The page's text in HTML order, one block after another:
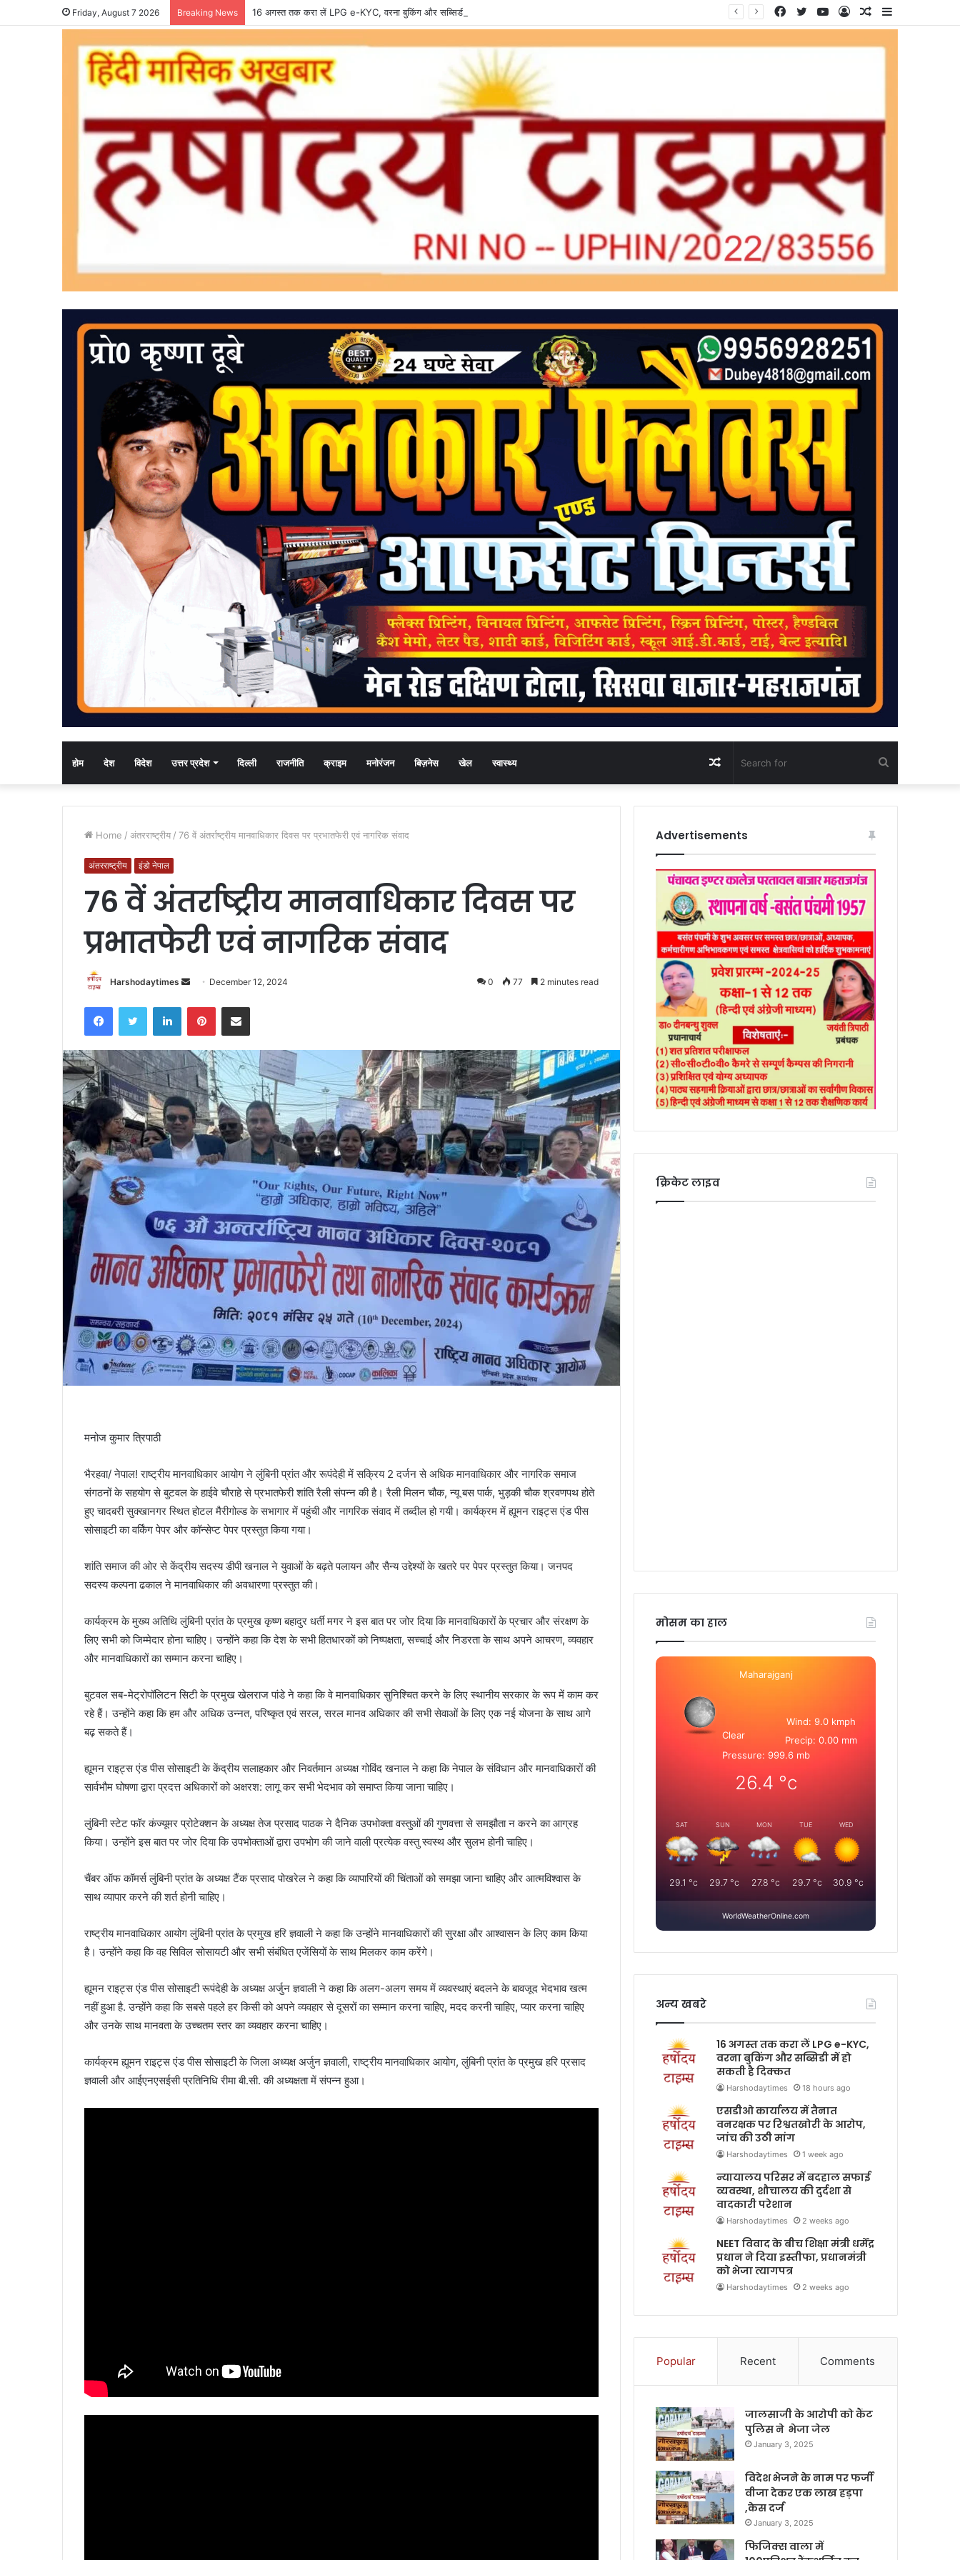
Friday, August 7 2026 Breaking News 16 अगस्त तक करा लें LPG e-KYC, वरना बुकिंग और सब्सिडी में हो सकती है दिक्कत Sidebar
Random
Log
YouTube
Twitter
Facebook
होम देश विदेश उत्तर प्रदेश दिल्ली राजनीति क्राइम मनोरंजन बिज़नेस खेल स्वास्थ्य
for
Random
Article
Home / अंतरराष्ट्रीय / 76 वें अंतर्राष्ट्रीय मानवाधिकार दिवस पर प्रभातफेरी एवं नागरिक संवाद
अंतरराष्ट्रीय इंडो नेपाल
76 वें अंतर्राष्ट्रीय मानवाधिकार दिवस पर
प्रभातफेरी एवं नागरिक संवाद
Harshodaytimes
Send
email
December 12, 2024 0 77 2 minutes read
FacebookTwitter LinkedInPinterestShare via Email
मनोज कुमार त्रिपाठी
भैरहवा/ नेपाल! राष्ट्रीय मानवाधिकार आयोग ने लुंबिनी प्रांत और रूपंदेही में सक्रिय 2 दर्जन से अधिक मानवाधिकार और नागरिक समाज
संगठनों के सहयोग से बुटवल के हाईवे चौराहे से प्रभातफेरी शांति रैली संपन्न की है। रैली मिलन चौक, न्यू बस पार्क, भुड़की चौक श्रवणपथ होते
हुए चादबरी सुक्खानगर स्थित होटल मैरीगोल्ड के सभागार में पहुंची और नागरिक संवाद में तब्दील हो गयी। कार्यक्रम में ह्यूमन राइट्स एंड पीस
सोसाइटी का वर्किंग पेपर और कॉन्सेप्ट पेपर प्रस्तुत किया गया।
शांति समाज की ओर से केंद्रीय सदस्य डीपी खनाल ने युवाओं के बढ़ते पलायन और सैन्य उद्देश्यों के खतरे पर पेपर प्रस्तुत किया। जनपद
सदस्य कल्पना ढकाल ने मानवाधिकार की अवधारणा प्रस्तुत की।
कार्यक्रम के मुख्य अतिथि लुंबिनी प्रांत के प्रमुख कृष्ण बहादुर धर्ती मगर ने इस बात पर जोर दिया कि मानवाधिकारों के प्रचार और संरक्षण के
लिए सभी को जिम्मेदार होना चाहिए। उन्होंने कहा कि देश के सभी हितधारकों को निष्पक्षता, सच्चाई और निडरता के साथ अपने आचरण, व्यवहार
और मानवाधिकारों का सम्मान करना चाहिए।
बुटवल सब-मेट्रोपॉलिटन सिटी के प्रमुख खेलराज पांडे ने कहा कि वे मानवाधिकार सुनिश्चित करने के लिए स्थानीय सरकार के रूप में काम कर
रहे हैं। उन्होंने कहा कि हम और अधिक उन्नत, परिष्कृत एवं सरल, सरल मानव अधिकार की सभी सेवाओं के लिए एक नई योजना के साथ आगे
बढ़ सकते हैं।
ह्यूमन राइट्स एंड पीस सोसाइटी के केंद्रीय सलाहकार और निवर्तमान अध्यक्ष गोविंद खनाल ने कहा कि नेपाल के संविधान और मानवाधिकारों की
सार्वभौम घोषणा द्वारा प्रदत्त अधिकारों को अक्षरश: लागू कर सभी भेदभाव को समाप्त किया जाना चाहिए।
लुंबिनी स्टेट फॉर कंज्यूमर प्रोटेक्शन के अध्यक्ष तेज प्रसाद पाठक ने दैनिक उपभोक्ता वस्तुओं की गुणवत्ता से समझौता न करने का आग्रह
किया। उन्होंने इस बात पर जोर दिया कि उपभोक्ताओं द्वारा उपभोग की जाने वाली प्रत्येक वस्तु स्वस्थ और सुलभ होनी चाहिए।
चैंबर ऑफ कॉमर्स लुंबिनी प्रांत के अध्यक्ष टैंक प्रसाद पोखरेल ने कहा कि व्यापारियों की चिंताओं को समझा जाना चाहिए और आत्मविश्वास के
साथ व्यापार करने की शर्त होनी चाहिए।
राष्ट्रीय मानवाधिकार आयोग लुंबिनी प्रांत के प्रमुख हरि ज्ञवाली ने कहा कि उन्होंने मानवाधिकारों की सुरक्षा और आश्वासन के लिए काम किया
है। उन्होंने कहा कि वह सिविल सोसायटी और सभी संबंधित एजेंसियों के साथ मिलकर काम करेंगे।
ह्यूमन राइट्स एंड पीस सोसाइटी रूपंदेही के अध्यक्ष अर्जुन ज्ञवाली ने कहा कि अलग-अलग समय में व्यवस्थाएं बदलने के बावजूद भेदभाव खत्म
नहीं हुआ है. उन्होंने कहा कि सबसे पहले हर किसी को अपने व्यवहार से दूसरों का सम्मान करना चाहिए, मदद करनी चाहिए, प्यार करना चाहिए
और उनके साथ मानवता के उच्चतम स्तर का व्यवहार करना चाहिए।
कार्यक्रम ह्यूमन राइट्स एंड पीस सोसाइटी के जिला अध्यक्ष अर्जुन ज्ञवाली, राष्ट्रीय मानवाधिकार आयोग, लुंबिनी प्रांत के प्रमुख हरि प्रसाद
ज्ञवाली और आईएनएसईसी प्रतिनिधि रीमा बी.सी. की अध्यक्षता में संपन्न हुआ।
Advertisements
क्रिकेट लाइव
मोसम का हाल
Maharajganj
Clear
Wind: 9.0 kmph
Precip: 0.00 mm
Pressure: 999.6 mb
26.4 °c
SAT
29.1 °c
SUN
29.7 °c
MON
27.8 °c
TUE
29.7°c
WED
30.9 °c
WorldWeatherOnline.com
अन्य खबरे
16 अगस्त तक करा लें LPG e-KYC,
वरना बुकिंग और सब्सिडी में हो
सकती है दिक्कत
Harshodaytimes 18 hours ago
एसडीओ कार्यालय में तैनात
वनरक्षक पर रिश्वतखोरी के आरोप,
जांच की उठी मांग
Harshodaytimes 1 week ago
न्यायालय परिसर में बदहाल सफाई
व्यवस्था, शौचालय की दुर्दशा से
वादकारी परेशान
Harshodaytimes 2 weeks ago
NEET विवाद के बीच शिक्षा मंत्री धर्मेंद्र
प्रधान ने दिया इस्तीफा, प्रधानमंत्री
को भेजा त्यागपत्र
Harshodaytimes 2 weeks ago
Popular Recent Comments
जालसाजी के आरोपी को कैंट
पुलिस ने भेजा जेल
January 3, 2025
विदेश भेजने के नाम पर फर्जी
वीजा देकर एक लाख हड़पा
,केस दर्ज
January 3, 2025
फिजिक्स वाला में